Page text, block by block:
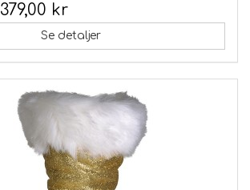
379,00 kr
Se detaljer